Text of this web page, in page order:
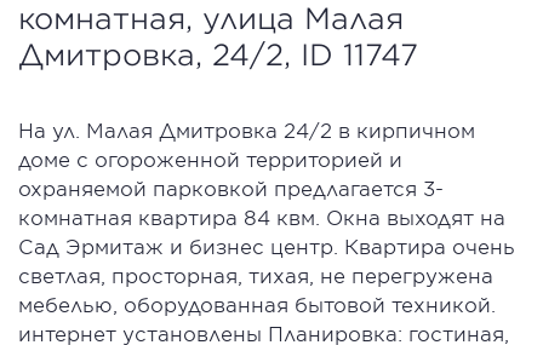
комнатная, улица Малая
Дмитровка, 24/2, ID 11747
На ул. Малая Дмитровка 24/2 в кирпичном
доме с огороженной территорией и
охраняемой парковкой предлагается 3-
комнатная квартира 84 квм. Окна выходят на
Сад Эрмитаж и бизнес центр. Квартира очень
светлая, просторная, тихая, не перегружена
мебелью, оборудованная бытовой техникой.
интернет установлены Планировка: гостиная,